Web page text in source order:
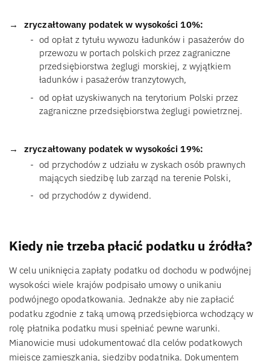
zryczałtowany podatek w wysokości 10%:
od opłat z tytułu wywozu ładunków i pasażerów do
przewozu w portach polskich przez zagraniczne
przedsiębiorstwa żeglugi morskiej, z wyjątkiem
ładunków i pasażerów tranzytowych,
od opłat uzyskiwanych na terytorium Polski przez
zagraniczne przedsiębiorstwa żeglugi powietrznej.
zryczałtowany podatek w wysokości 19%:
od przychodów z udziału w zyskach osób prawnych
mających siedzibę lub zarząd na terenie Polski,
od przychodów z dywidend.
Kiedy nie trzeba płacić podatku u źródła?
W celu uniknięcia zapłaty podatku od dochodu w podwójnej
wysokości wiele krajów podpisało umowy o unikaniu
podwójnego opodatkowania. Jednakże aby nie zapłacić
podatku zgodnie z taką umową przedsiębiorca wchodzący w
rolę płatnika podatku musi spełniać pewne warunki.
Mianowicie musi udokumentować dla celów podatkowych
miejsce zamieszkania, siedziby podatnika. Dokumentem